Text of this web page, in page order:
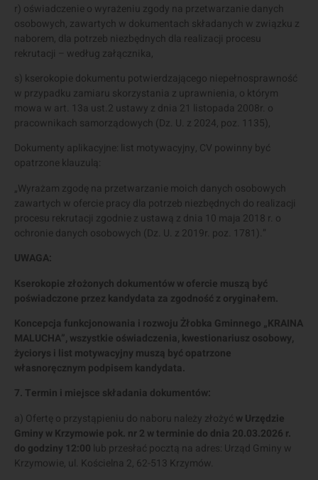
r) oświadczenie o wyrażeniu zgody na przetwarzanie danych
osobowych, zawartych w dokumentach składanych w związku z
naborem, dla potrzeb niezbędnych dla realizacji procesu
rekrutacji – według załącznika,
s) kserokopie dokumentu potwierdzającego niepełnosprawność
w przypadku zamiaru skorzystania z uprawnienia, o którym
mowa w art. 13a ust.2 ustawy z dnia 21 listopada 2008r. o
pracownikach samorządowych (Dz. U. z 2024, poz. 1135),
Dokumenty aplikacyjne: list motywacyjny, CV powinny być
opatrzone klauzulą:
„Wyrażam zgodę na przetwarzanie moich danych osobowych
zawartych w ofercie pracy dla potrzeb niezbędnych do realizacji
procesu rekrutacji zgodnie z ustawą z dnia 10 maja 2018 r. o
ochronie danych osobowych (Dz. U. z 2019r. poz. 1781).”
UWAGA:
Kserokopie złożonych dokumentów w ofercie muszą być
poświadczone przez kandydata za zgodność z oryginałem.
Koncepcja funkcjonowania i rozwoju Żłobka Gminnego „KRAINA
MALUCHA”, wszystkie oświadczenia, kwestionariusz osobowy,
życiorys i list motywacyjny muszą być opatrzone
własnoręcznym podpisem kandydata.
7. Termin i miejsce składania dokumentów:
a) Ofertę o przystąpieniu do naboru należy złożyć w Urzędzie
Gminy w Krzymowie pok. nr 2 w terminie do dnia 20.03.2026 r.
do godziny 12:00 lub przesłać pocztą na adres: Urząd Gminy w
Krzymowie, ul. Kościelna 2, 62-513 Krzymów.